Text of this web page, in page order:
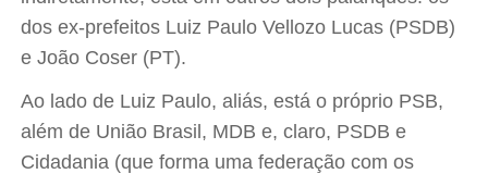
dos ex-prefeitos Luiz Paulo Vellozo Lucas (PSDB)
e João Coser (PT).
Ao lado de Luiz Paulo, aliás, está o próprio PSB,
além de União Brasil, MDB e, claro, PSDB e
Cidadania (que forma uma federação com os